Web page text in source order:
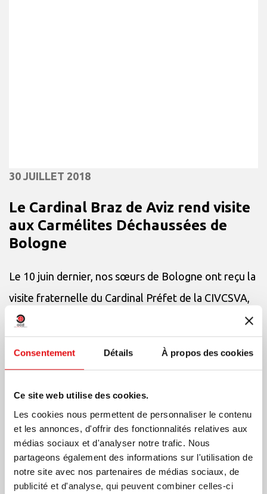
Consentement Détails À propos des cookies
Ce site web utilise des cookies.
Les cookies nous permettent de personnaliser le contenu
et les annonces, d'offrir des fonctionnalités relatives aux
médias sociaux et d'analyser notre trafic. Nous
partageons également des informations sur l'utilisation de
notre site avec nos partenaires de médias sociaux, de
publicité et d'analyse, qui peuvent combiner celles-ci
30 JUILLET 2018
Le Cardinal Braz de Aviz rend visite
aux Carmélites Déchaussées de
Bologne
Le 10 juin dernier, nos sœurs de Bologne ont reçu la
visite fraternelle du Cardinal Préfet de la CIVCSVA,
Mgr. João Braz de Aviz, qui se rendait dans la
localité voisine de Pontecchio Marconi, afin de